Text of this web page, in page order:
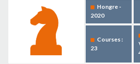
Hongre -
2020
Courses :
23